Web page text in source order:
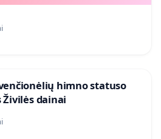
himno statuso
dainai